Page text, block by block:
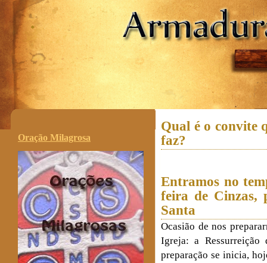
.
Oração Milagrosa
Qual é o convite
faz?
Entramos no
feira de Cinzas,
Santa
Ocasião de nos
Igreja: a
preparação se inicia,